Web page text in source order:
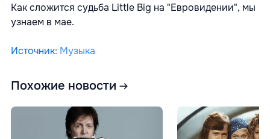
Как сложится судьба Little Big на "Евровидении", мы
узнаем в мае.
Источник: Музыка
Похожие новости